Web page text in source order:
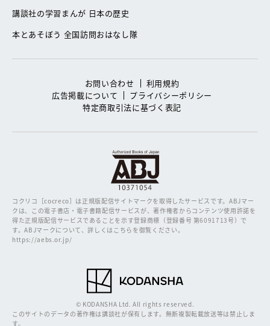
講談社の学習まんが 日本の歴史
本とあそぼう 全国訪問おはなし隊
お問い合わせ
利用規約
広告掲載について
プライバシーポリシー
特定商取引法に基づく表記
コクリコ［cocreco］は正規版配信サイトマークを取得したサービスです。ABJマー
クは、この電子書店・電子書籍配信サービスが、著作権者からコンテンツ使用許諾を
得た正規版配信サービスであることを示す登録商標（登録番号 第6091713号）で
す。ABJマークについて、詳しくはこちらを御覧ください。
https://aebs.or.jp/
© KODANSHA Ltd. All rights reserved.
このサイトのデータの著作権は講談社が保有します。無断複製転載放送等は禁止しま
す。